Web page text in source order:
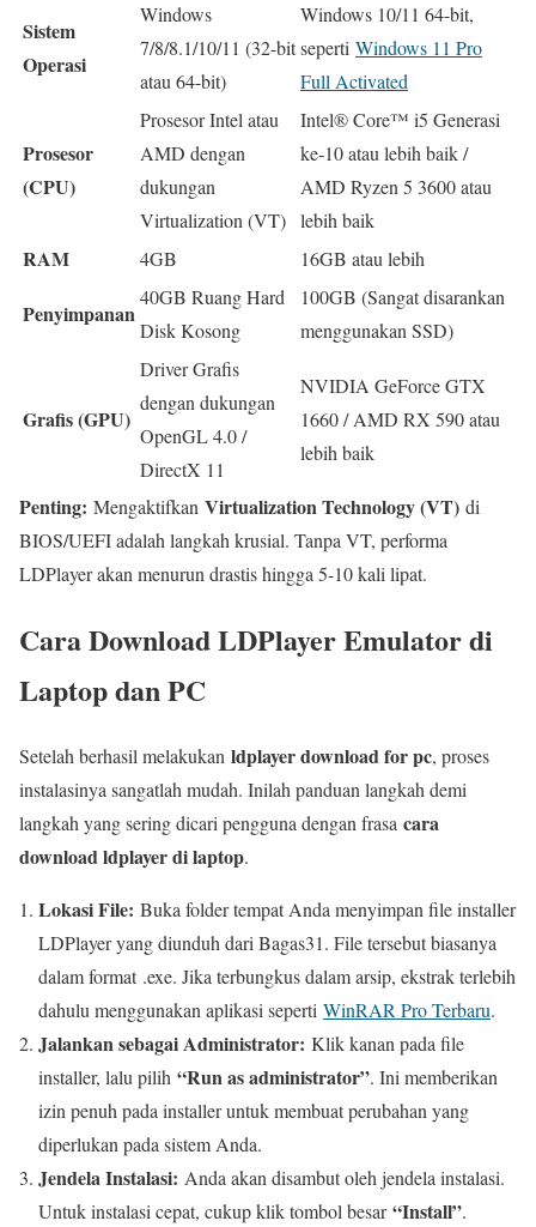
Sistem
Operasi
Windows
7/8/8.1/10/11 (32-bit
atau 64-bit)
Windows 10/11 64-bit,
seperti Windows 11 Pro
Full Activated
Prosesor
(CPU)
Prosesor Intel atau
AMD dengan
dukungan
Virtualization (VT)
Intel® Core™ i5 Generasi
ke-10 atau lebih baik /
AMD Ryzen 5 3600 atau
lebih baik
RAM 4GB 16GB atau lebih
Penyimpanan
40GB Ruang Hard
Disk Kosong
100GB (Sangat disarankan
menggunakan SSD)
Grafis (GPU)
Driver Grafis
dengan dukungan
OpenGL 4.0 /
DirectX 11
NVIDIA GeForce GTX
1660 / AMD RX 590 atau
lebih baik
Penting: Mengaktifkan Virtualization Technology (VT) di
BIOS/UEFI adalah langkah krusial. Tanpa VT, performa
LDPlayer akan menurun drastis hingga 5-10 kali lipat.
Cara Download LDPlayer Emulator di
Laptop dan PC
Setelah berhasil melakukan ldplayer download for pc, proses
instalasinya sangatlah mudah. Inilah panduan langkah demi
langkah yang sering dicari pengguna dengan frasa cara
download ldplayer di laptop.
Lokasi File: Buka folder tempat Anda menyimpan file installer
LDPlayer yang diunduh dari Bagas31. File tersebut biasanya
dalam format .exe. Jika terbungkus dalam arsip, ekstrak terlebih
dahulu menggunakan aplikasi seperti WinRAR Pro Terbaru.
Jalankan sebagai Administrator: Klik kanan pada file
installer, lalu pilih “Run as administrator”. Ini memberikan
izin penuh pada installer untuk membuat perubahan yang
diperlukan pada sistem Anda.
Jendela Instalasi: Anda akan disambut oleh jendela instalasi.
Untuk instalasi cepat, cukup klik tombol besar“Install”.